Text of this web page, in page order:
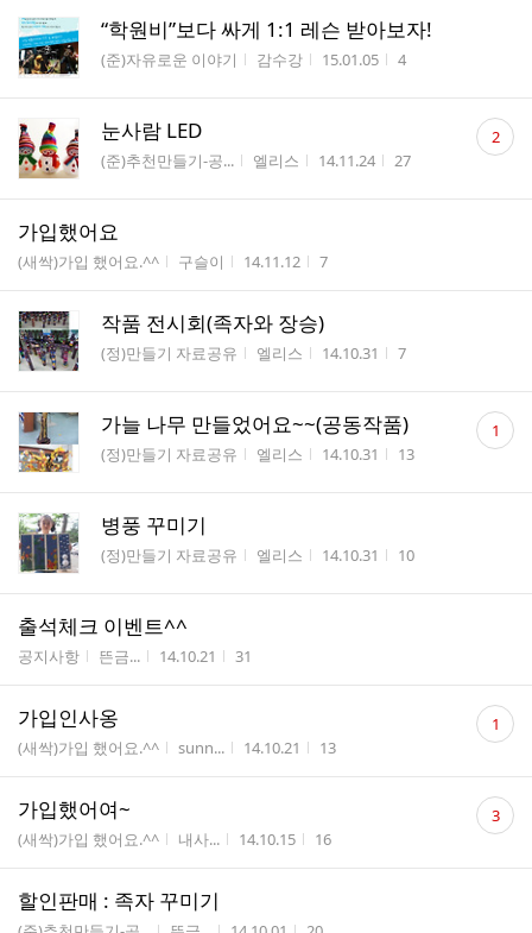
“학원비”보다 싸게 1:1 레슨 받아보자!
게시판명
(준)자유로운 이야기 작성자
감수강 작성시간
15.01.05 조회수
4
눈사람 LED
게시판명
(준)추천만들기-공... 작성자
엘리스 작성시간
14.11.24 조회수
27
댓
글 2
가입했어요
게시판명
(새싹)가입 했어요.^^ 작성자
구슬이 작성시간
14.11.12 조회수
7
작품 전시회(족자와 장승)
게시판명
(정)만들기 자료공유 작성자
엘리스 작성시간
14.10.31 조회수
7
가늘 나무 만들었어요~~(공동작품)
게시판명
(정)만들기 자료공유 작성자
엘리스 작성시간
14.10.31 조회수
13
댓
글 1
병풍 꾸미기
게시판명
(정)만들기 자료공유 작성자
엘리스 작성시간
14.10.31 조회수
10
출석체크 이벤트^^
게시판명
공지사항 작성자
뜬금... 작성시간
14.10.21 조회수
31
가입인사옹
게시판명
(새싹)가입 했어요.^^ 작성자
sunn... 작성시간
14.10.21 조회수
13
댓
글 1
가입했어여~
게시판명
(새싹)가입 했어요.^^ 작성자
내사... 작성시간
14.10.15 조회수
16
댓
글 3
할인판매 : 족자 꾸미기